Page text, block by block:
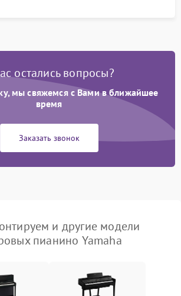
остались вопросы?
мы свяжемся с Вами в ближайшее
время
Заказать звонок
и другие модели
пианино Yamaha